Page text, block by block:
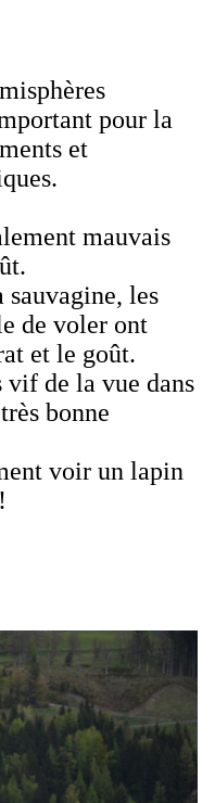
pour la
et
.
mauvais
sauvagine, les
de voler ont
et le goût.
vif de la vue dans
bonne
voir un lapin
!